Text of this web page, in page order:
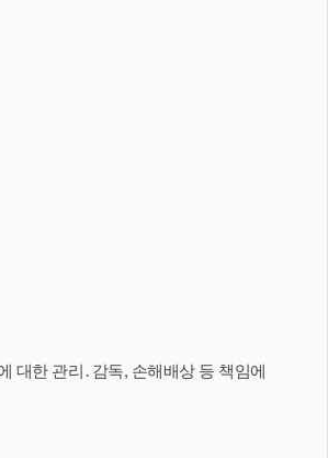
대한 관리․감독, 손해배상 등 책임에